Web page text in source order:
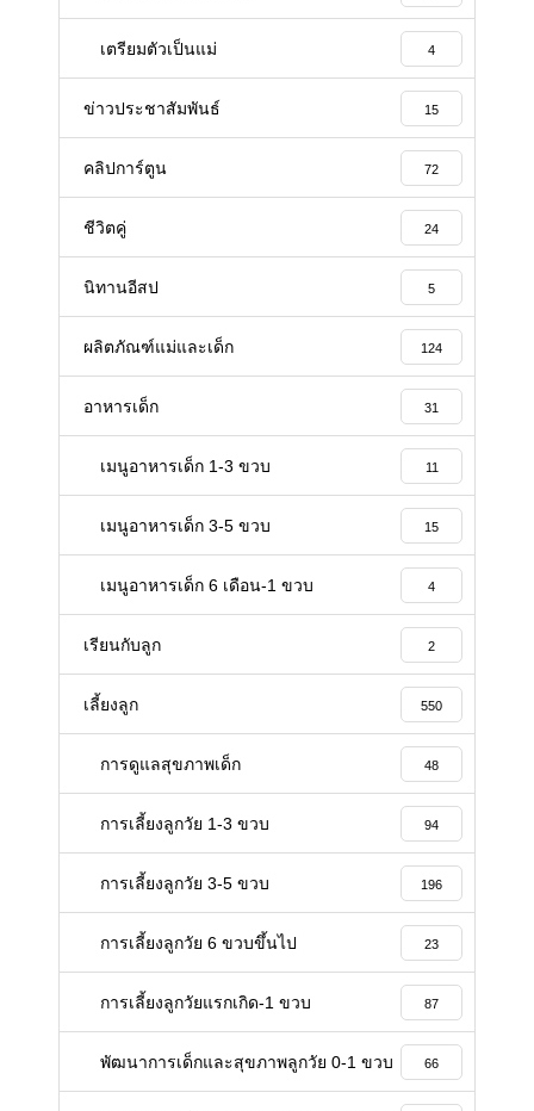
เตรียมตัวเป็นแม่ 4
ข่าวประชาสัมพันธ์ 15
คลิปการ์ตูน 72
ชีวิตคู่ 24
นิทานอีสป 5
ผลิตภัณฑ์แม่และเด็ก 124
อาหารเด็ก 31
เมนูอาหารเด็ก 1-3 ขวบ 11
เมนูอาหารเด็ก 3-5 ขวบ 15
เมนูอาหารเด็ก 6 เดือน-1 ขวบ 4
เรียนกับลูก 2
เลี้ยงลูก 550
การดูแลสุขภาพเด็ก 48
การเลี้ยงลูกวัย 1-3 ขวบ 94
การเลี้ยงลูกวัย 3-5 ขวบ 196
การเลี้ยงลูกวัย 6 ขวบขึ้นไป 23
การเลี้ยงลูกวัยแรกเกิด-1 ขวบ 87
พัฒนาการเด็กและสุขภาพลูกวัย 0-1 ขวบ 66